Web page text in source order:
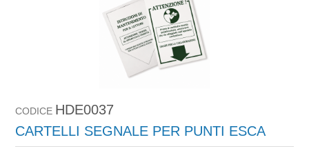
CODICE HDE0037
CARTELLI SEGNALE PER PUNTI ESCA